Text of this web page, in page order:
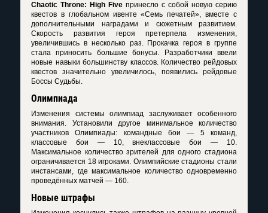
Chaotic Throne: High Five принесло с собой новую серию
квестов в глобальном ивенте «Семь печатей», вместе с
дополнительными наградами и сюжетным развитием.
Скорость развития героя претерпела изменения,
увеличившись в несколько раз. Прокачка героя в группе
стала приносить большие бонусы. Разработчики ввели
новые навыки большинству классов. Количество рейдовых
квестов значительно увеличилось, появились рейдовые
Боссы Судьбы.
Олимпиада
Изменения системы олимпиад заслуживает особенного
внимания. Установили другое минимальное количество
участников Олимпиады: командные бои — 5 команд,
классовые бои — 10, внеклассовые бои — 10.
Максимальное количество зрителей для одного стадиона
ограничивается 18 игроками. Олимпийские стадионы стали
инстансами, где максимальное количество одновременно
проведённых матчей — 160.
Новые штрафы